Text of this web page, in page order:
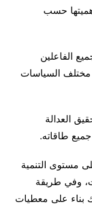
حسب
الفاعلين
مختلف السياسات
العدالة
جميع طاقاته.
مستوى التنمية
وفي طريقة
بناء على معطيات